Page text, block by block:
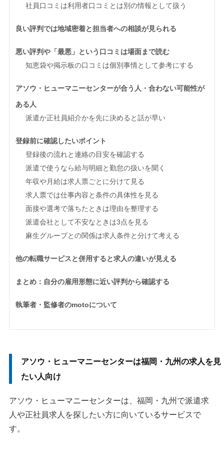
社員口コミは利用者口コミとは別の情報として扱う
良い評判では地域密着と担当者への相談が見られる
悪い評判や「最悪」という口コミは場面まで読む
知恵袋や掲示板の口コミは個別事情として参考にする
アソウ・ヒューマニーセンターが合う人・合わない可能性が
ある人
派遣か正社員紹介かを先に決めると話が早い
登録前に確認したいポイント
登録後の流れと連絡の目安を確認する
派遣で使うなら給与明細と勤怠の扱いを聞く
年収や月給は求人票ごとに分けて見る
求人票では仕事内容と条件の具体性を見る
面接や選考で落ちたときは理由を整理する
派遣会社として不安なときは3点を見る
麻生グループとの関係は求人条件と分けて考える
他の転職サービスと併用すると求人の違いが見える
まとめ：自分の雇用形態に近い評判から確認する
執筆者・監修者のmotoについて
アソウ・ヒューマニーセンターは福岡・九州の求人を見
たい人向け
アソウ・ヒューマニーセンターは、福岡・九州で派遣求
人や正社員求人を探したい方に向いているサービスで
す。